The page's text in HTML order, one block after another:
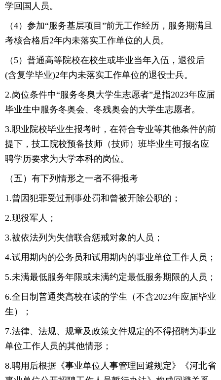
学回国人员。
（4）参加“服务基层项目”前无工作经历，服务期满且
考核合格后2年内未落实工作单位的人员。
（5）普通高等院校在校生或毕业当年入伍，退役后
(含复学毕业)2年内未落实工作单位的退役士兵。
2.岗位条件中“服务冬奥大学生志愿者”是指2023年应届
毕业生中服务冬奥会、冬残奥会的大学生志愿者。
3.职业院校毕业生报考时，在符合专业等其他条件的前
提下，技工院校预备技师（技师）班毕业生可报名应
聘学历要求为大学本科的岗位。
（五）有下列情形之一者不得报考
1.曾因犯罪受过刑事处罚和曾被开除公职的；
2.现役军人；
3.被依法列为失信联合惩戒对象的人员；
4.试用期内的公务员和试用期内的事业单位工作人员；
5.未满最低服务年限或未满约定最低服务期限的人员；
6.全日制普通类高校在读的学生（不含2023年应届毕业
生）；
7.法律、法规、规章及政策文件规定的不得招聘为事业
单位工作人员的其他情形；
8.聘用后根据《事业单位人事管理回避规定》《河北省